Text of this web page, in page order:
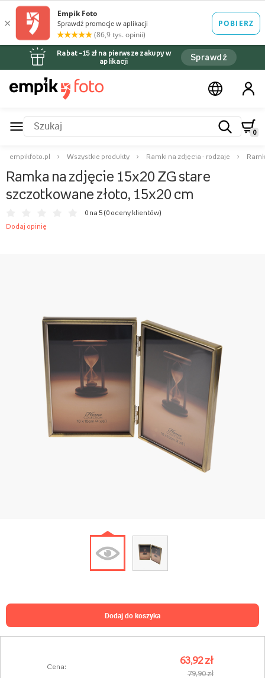
Rabat –15 zł na pierwsze zakupy w
aplikacji
Sprawdź
0
empikfoto.pl Wszystkie produkty Ramki na zdjęcia - rodzaje
Ramka na zdjęcie 15x20 ZG stare
szczotkowane złoto, 15x20 cm
0 na 5 (0 oceny klientów)
Dodaj opinię
Cena:
63,92 zł
79,90 zł
dodaj do koszyka